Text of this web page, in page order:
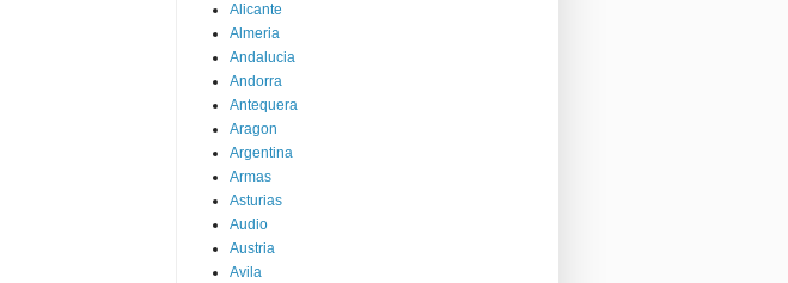
Alicante
Almeria
Andalucia
Andorra
Antequera
Aragon
Argentina
Armas
Asturias
Audio
Austria
Avila